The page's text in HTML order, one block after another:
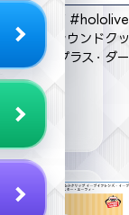
ホロライブ #hololive
IF petit ラウンドクッ
ション ラプラス・ダー
クネス